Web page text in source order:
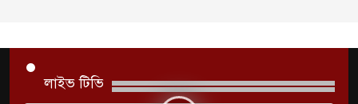
লাইভ টিভি